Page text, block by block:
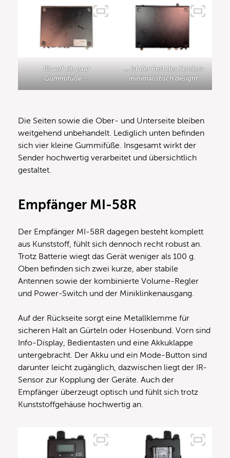
Bis auf ein paar
Gummifüße …
… ist der Rest des Senders
minimalistisch designt
Die Seiten sowie die Ober- und Unterseite bleiben
weitgehend unbehandelt. Lediglich unten befinden
sich vier kleine Gummifüße. Insgesamt wirkt der
Sender hochwertig verarbeitet und übersichtlich
gestaltet.
Empfänger MI-58R
Der Empfänger MI-58R dagegen besteht komplett
aus Kunststoff, fühlt sich dennoch recht robust an.
Trotz Batterie wiegt das Gerät weniger als 100 g.
Oben befinden sich zwei kurze, aber stabile
Antennen sowie der kombinierte Volume-Regler
und Power-Switch und der Miniklinkenausgang.
Auf der Rückseite sorgt eine Metallklemme für
sicheren Halt an Gürteln oder Hosenbund. Vorn sind
Info-Display, Bedientasten und eine Akkuklappe
untergebracht. Der Akku und ein Mode-Button sind
darunter leicht zugänglich, dazwischen liegt der IR-
Sensor zur Kopplung der Geräte. Auch der
Empfänger überzeugt optisch und fühlt sich trotz
Kunststoffgehäuse hochwertig an.